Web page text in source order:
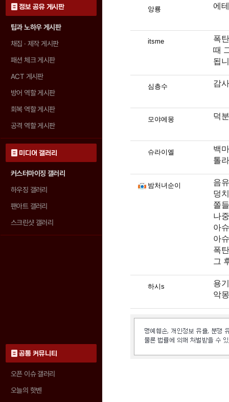
정보 공유 게시판
팁과 노하우 게시판
채집 · 제작 게시판
패션 체크 게시판
ACT 게시판
방어 역할 게시판
회복 역할 게시판
공격 역할 게시판
미디어 갤러리
커스터마이징 갤러리
하우징 갤러리
팬아트 갤러리
스크린샷 갤러리
공통 커뮤니티
오픈 이슈 갤러리
오늘의 핫벤
앙룡 에
itsme
폭
때
됩
심층수 감
모야에몽 덕
슈라이엘
백
톨
밤처녀순이
음
덩
쫄
나
아
아
폭
그
하시s
용
악